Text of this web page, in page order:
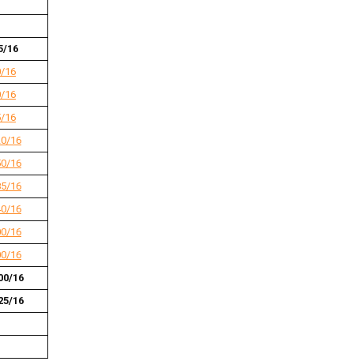
16
16
16
16
16
16
16
16
16
16
16
16